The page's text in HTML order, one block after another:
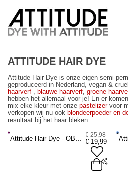
ATTITUDE HAIR DYE
Attitude Hair Dye is onze eigen semi-
geproduceerd in Nederland, vegan &
haarverf
blauwe haarverf groene
hebben het allemaal voor je! En er
mix elke kleur met onze pastelizervoor
verkopen wij nu ook blondeerpoeder en
resultaat bij het haar bleken.
€ 25,98
€ 19,99